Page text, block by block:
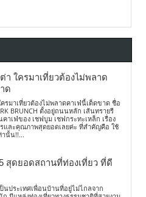
ต่า ใครมาเที่ยวต้องไม่พลาด
ด
ครมาเที่ยวต้องไม่พลาดคาเฟ่นี้เด็ดขาด ชื่อ
BRUNCH ตั้งอยู่ถนนหลัก เส้นทรายรี
าเฟ่ของ เชฟบูม เชฟกระทะเหล็ก เรื่อง
และคุณภาพสุดยอดเลยค่ะ ที่สำคัญคือ ใช้
านั้น!!...
สุดยอดสถานที่ท่องเที่ยว ที่ดี
นประเทศเพื่อนบ้านที่อยู่ไม่ไกลจาก